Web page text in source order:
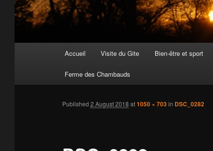
Skip
to
primary
Accueil Visite du Gite Bien-être et sport
Ferme des Chambauds
Published 2 August 2018 at1050 × 703in DSC_0282